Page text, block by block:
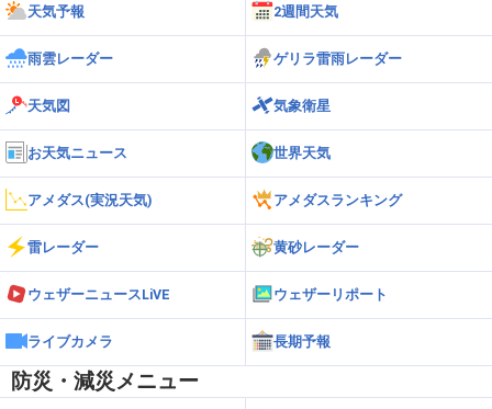
天気予報 2週間天気
雨雲レーダー ゲリラ雷雨レーダー
天気図 気象衛星
お天気ニュース 世界天気
アメダス(実況天気) アメダスランキング
雷レーダー 黄砂レーダー
ウェザーニュースLiVE ウェザーリポート
ライブカメラ 長期予報
防災・減災メニュー